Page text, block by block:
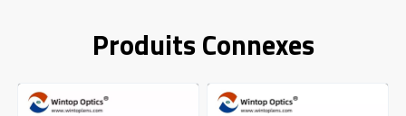
Produits Connexes